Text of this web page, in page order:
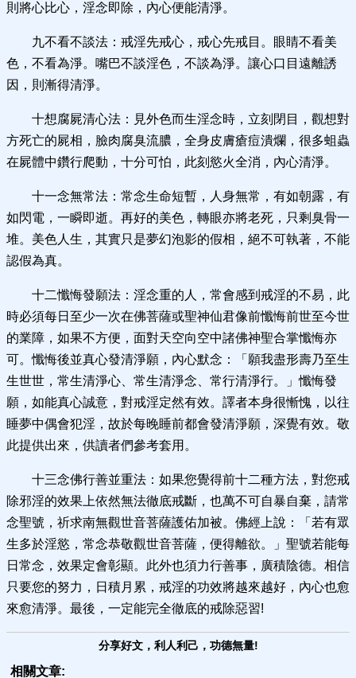
則將心比心，淫念即除，內心便能清淨。
九不看不談法：戒淫先戒心，戒心先戒目。眼睛不看美
色，不看為淨。嘴巴不談淫色，不談為淨。讓心口目遠離誘
因，則漸得清淨。
十想腐屍清心法：見外色而生淫念時，立刻閉目，觀想對
方死亡的屍相，臉肉腐臭流膿，全身皮膚瘡痘潰爛，很多蛆蟲
在屍體中鑽行爬動，十分可怕，此刻慾火全消，內心清淨。
十一念無常法：常念生命短暫，人身無常，有如朝露，有
如閃電，一瞬即逝。再好的美色，轉眼亦將老死，只剩臭骨一
堆。美色人生，其實只是夢幻泡影的假相，絕不可執著，不能
認假為真。
十二懺悔發願法：淫念重的人，常會感到戒淫的不易，此
時必須每日至少一次在佛菩薩或聖神仙君像前懺悔前世至今世
的業障，如果不方便，面對天空向空中諸佛神聖合掌懺悔亦
可。懺悔後並真心發清淨願，內心默念：「願我盡形壽乃至生
生世世，常生清淨心、常生清淨念、常行清淨行。」懺悔發
願，如能真心誠意，對戒淫定然有效。譯者本身很慚愧，以往
睡夢中偶會犯淫，故於每晚睡前都會發清淨願，深覺有效。敬
此提供出來，供讀者們參考套用。
十三念佛行善並重法：如果您覺得前十二種方法，對您戒
除邪淫的效果上依然無法徹底戒斷，也萬不可自暴自棄，請常
念聖號，祈求南無觀世音菩薩護佑加被。佛經上說：「若有眾
生多於淫慾，常念恭敬觀世音菩薩，便得離欲。」聖號若能每
日常念，效果定會彰顯。此外也須力行善事，廣積陰德。相信
只要您的努力，日積月累，戒淫的功效將越來越好，內心也愈
來愈清淨。最後，一定能完全徹底的戒除惡習!
分享好文，利人利己，功德無量!
相關文章: